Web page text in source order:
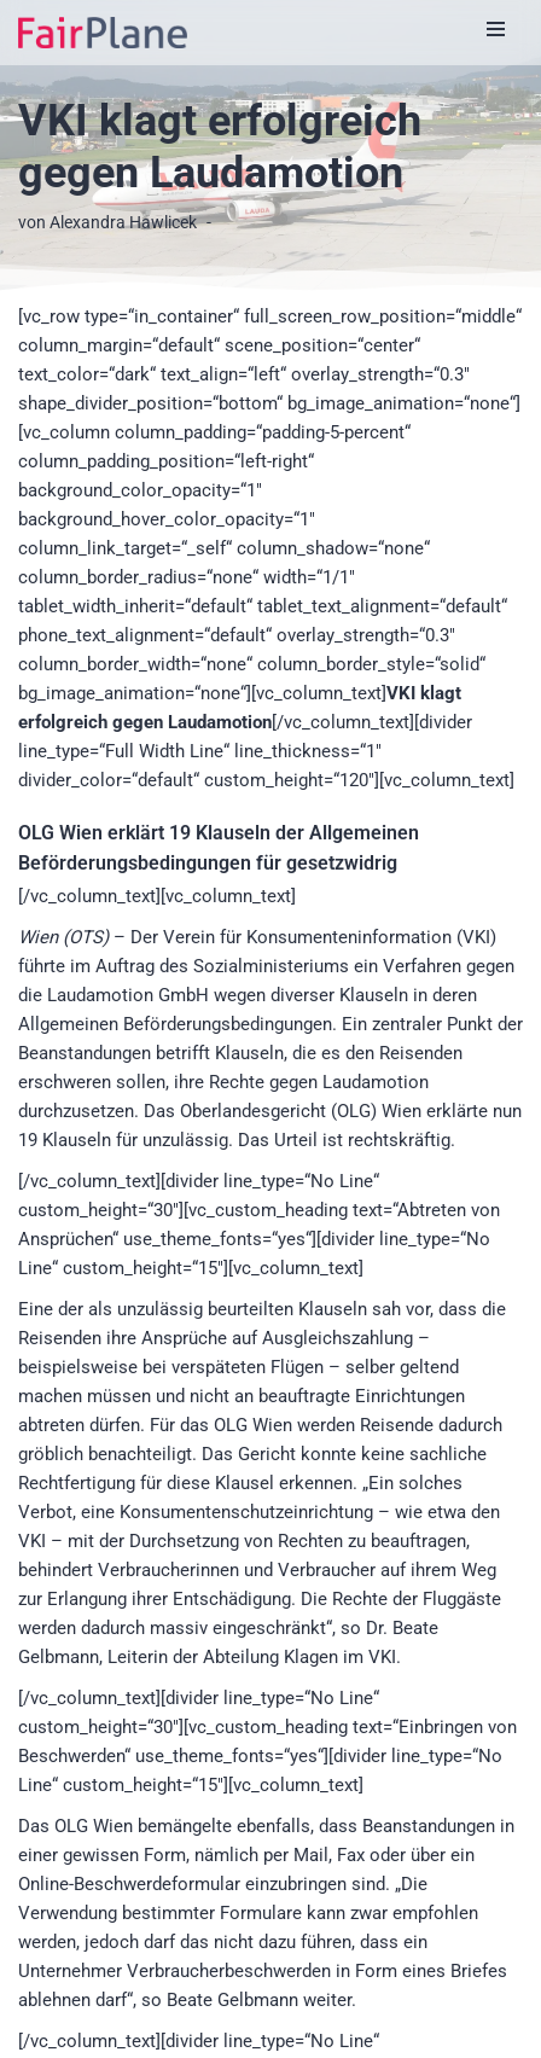
Zum
Inhalt
VKI klagt erfolgreich
gegen Laudamotion
von Alexandra Hawlicek
[vc_row type=“in_container“ full_screen_row_position=“middle“
column_margin=“default“ scene_position=“center“
text_color=“dark“ text_align=“left“ overlay_strength=“0.3″
shape_divider_position=“bottom“ bg_image_animation=“none“]
[vc_column column_padding=“padding-5-percent“
column_padding_position=“left-right“
background_color_opacity=“1″
background_hover_color_opacity=“1″
column_link_target=“_self“ column_shadow=“none“
column_border_radius=“none“ width=“1/1″
tablet_width_inherit=“default“ tablet_text_alignment=“default“
phone_text_alignment=“default“ overlay_strength=“0.3″
column_border_width=“none“ column_border_style=“solid“
bg_image_animation=“none“][vc_column_text]VKI klagt
erfolgreich gegen Laudamotion[/vc_column_text][divider
line_type=“Full Width Line“ line_thickness=“1″
divider_color=“default“ custom_height=“120″][vc_column_text]
OLG Wien erklärt 19 Klauseln der Allgemeinen
Beförderungsbedingungen für gesetzwidrig
[/vc_column_text][vc_column_text]
Wien (OTS)– Der Verein für Konsumenteninformation (VKI)
führte im Auftrag des Sozialministeriums ein Verfahren gegen
die Laudamotion GmbH wegen diverser Klauseln in deren
Allgemeinen Beförderungsbedingungen. Ein zentraler Punkt der
Beanstandungen betrifft Klauseln, die es den Reisenden
erschweren sollen, ihre Rechte gegen Laudamotion
durchzusetzen. Das Oberlandesgericht (OLG) Wien erklärte nun
19 Klauseln für unzulässig. Das Urteil ist rechtskräftig.
[/vc_column_text][divider line_type=“No Line“
custom_height=“30″][vc_custom_heading text=“Abtreten von
Ansprüchen“ use_theme_fonts=“yes“][divider line_type=“No
Line“ custom_height=“15″][vc_column_text]
Eine der als unzulässig beurteilten Klauseln sah vor, dass die
Reisenden ihre Ansprüche auf Ausgleichszahlung –
beispielsweise bei verspäteten Flügen – selber geltend
machen müssen und nicht an beauftragte Einrichtungen
abtreten dürfen. Für das OLG Wien werden Reisende dadurch
gröblich benachteiligt. Das Gericht konnte keine sachliche
Rechtfertigung für diese Klausel erkennen. „Ein solches
Verbot, eine Konsumentenschutzeinrichtung – wie etwa den
VKI – mit der Durchsetzung von Rechten zu beauftragen,
behindert Verbraucherinnen und Verbraucher auf ihrem Weg
zur Erlangung ihrer Entschädigung. Die Rechte der Fluggäste
werden dadurch massiv eingeschränkt“, so Dr. Beate
Gelbmann, Leiterin der Abteilung Klagen im VKI.
[/vc_column_text][divider line_type=“No Line“
custom_height=“30″][vc_custom_heading text=“Einbringen von
Beschwerden“ use_theme_fonts=“yes“][divider line_type=“No
Line“ custom_height=“15″][vc_column_text]
Das OLG Wien bemängelte ebenfalls, dass Beanstandungen in
einer gewissen Form, nämlich per Mail, Fax oder über ein
Online-Beschwerdeformular einzubringen sind. „Die
Verwendung bestimmter Formulare kann zwar empfohlen
werden, jedoch darf das nicht dazu führen, dass ein
Unternehmer Verbraucherbeschwerden in Form eines Briefes
ablehnen darf“, so Beate Gelbmann weiter.
[/vc_column_text][divider line_type=“No Line“